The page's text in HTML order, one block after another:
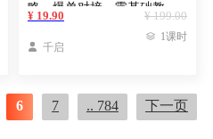
略、爆单对接，零基础教
学，新手也能月入过万
¥ 199.00
¥ 19.90
 千启
 1课时
6 7 .. 784 下一页